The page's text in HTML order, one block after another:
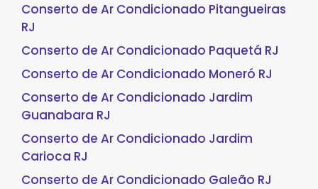
Conserto de Ar Condicionado Pitangueiras
RJ
Conserto de Ar Condicionado Paquetá RJ
Conserto de Ar Condicionado Moneró RJ
Conserto de Ar Condicionado Jardim
Guanabara RJ
Conserto de Ar Condicionado Jardim
Carioca RJ
Conserto de Ar Condicionado Galeão RJ